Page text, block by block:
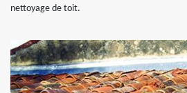
nettoyage de toit.